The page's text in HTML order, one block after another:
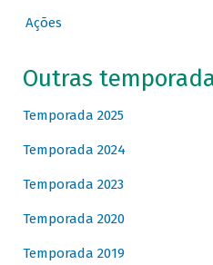
Ações
Outras
Temporada 2025
Temporada 2024
Temporada 2023
Temporada 2020
Temporada 2019